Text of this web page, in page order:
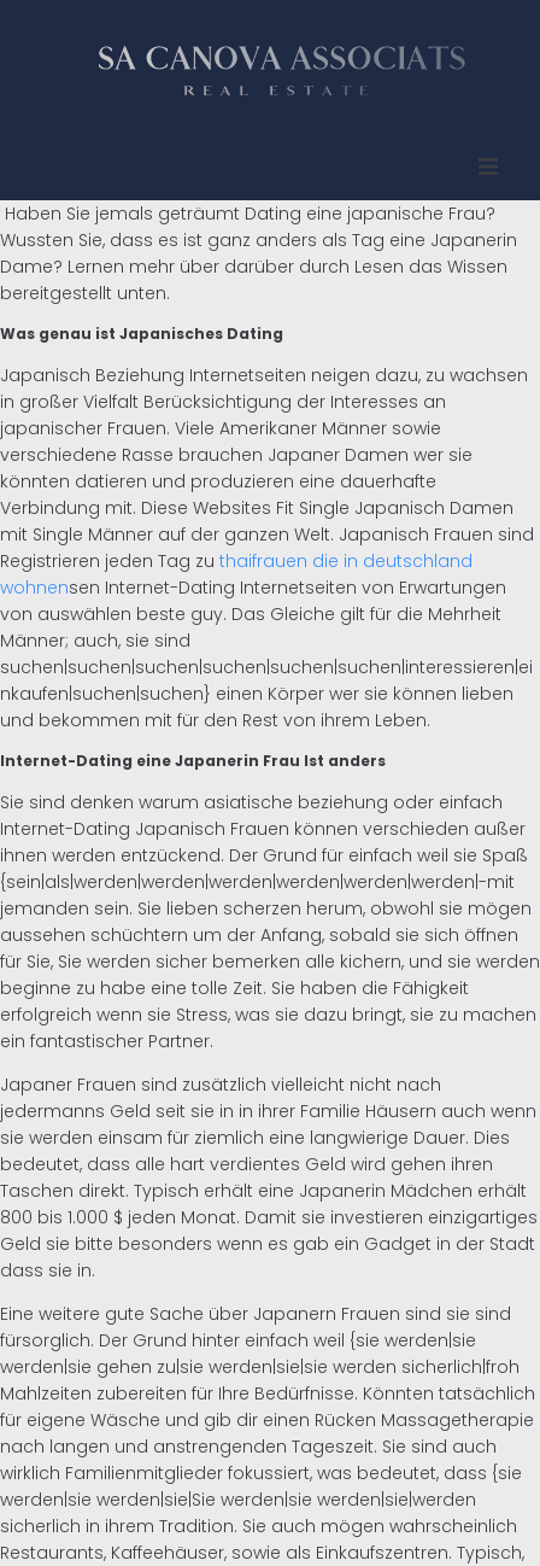
Inicio
Quienes somos
Propiedades
Compradores
Vendedores
Contacto
Inglés
Alemán
Haben Sie jemals geträumt Dating eine japanische Frau?
Wussten Sie, dass es ist ganz anders als Tag eine Japanerin
Dame? Lernen mehr über darüber durch Lesen das Wissen
bereitgestellt unten.
Was genau ist Japanisches Dating
Japanisch Beziehung Internetseiten neigen dazu, zu wachsen
in großer Vielfalt Berücksichtigung der Interesses an
japanischer Frauen. Viele Amerikaner Männer sowie
verschiedene Rasse brauchen Japaner Damen wer sie
könnten datieren und produzieren eine dauerhafte
Verbindung mit. Diese Websites Fit Single Japanisch Damen
mit Single Männer auf der ganzen Welt. Japanisch Frauen sind
Registrieren jeden Tag zu thaifrauen die in deutschland
wohnensen Internet-Dating Internetseiten von Erwartungen
von auswählen beste guy. Das Gleiche gilt für die Mehrheit
Männer; auch, sie sind
suchen|suchen|suchen|suchen|suchen|suchen|interessieren|ei
nkaufen|suchen|suchen} einen Körper wer sie können lieben
und bekommen mit für den Rest von ihrem Leben.
Internet-Dating eine Japanerin Frau Ist anders
Sie sind denken warum asiatische beziehung oder einfach
Internet-Dating Japanisch Frauen können verschieden außer
ihnen werden entzückend. Der Grund für einfach weil sie Spaß
{sein|als|werden|werden|werden|werden|werden|werden|-mit
jemanden sein. Sie lieben scherzen herum, obwohl sie mögen
aussehen schüchtern um der Anfang, sobald sie sich öffnen
für Sie, Sie werden sicher bemerken alle kichern, und sie werden
beginne zu habe eine tolle Zeit. Sie haben die Fähigkeit
erfolgreich wenn sie Stress, was sie dazu bringt, sie zu machen
ein fantastischer Partner.
Japaner Frauen sind zusätzlich vielleicht nicht nach
jedermanns Geld seit sie in in ihrer Familie Häusern auch wenn
sie werden einsam für ziemlich eine langwierige Dauer. Dies
bedeutet, dass alle hart verdientes Geld wird gehen ihren
Taschen direkt. Typisch erhält eine Japanerin Mädchen erhält
800 bis 1.000 $ jeden Monat. Damit sie investieren einzigartiges
Geld sie bitte besonders wenn es gab ein Gadget in der Stadt
dass sie in.
Eine weitere gute Sache über Japanern Frauen sind sie sind
fürsorglich. Der Grund hinter einfach weil {sie werden|sie
werden|sie gehen zu|sie werden|sie|sie werden sicherlich|froh
Mahlzeiten zubereiten für Ihre Bedürfnisse. Könnten tatsächlich
für eigene Wäsche und gib dir einen Rücken Massagetherapie
nach langen und anstrengenden Tageszeit. Sie sind auch
wirklich Familienmitglieder fokussiert, was bedeutet, dass {sie
werden|sie werden|sie|Sie werden|sie werden|sie|werden
sicherlich in ihrem Tradition. Sie auch mögen wahrscheinlich
Restaurants, Kaffeehäuser, sowie als Einkaufszentren. Typisch,